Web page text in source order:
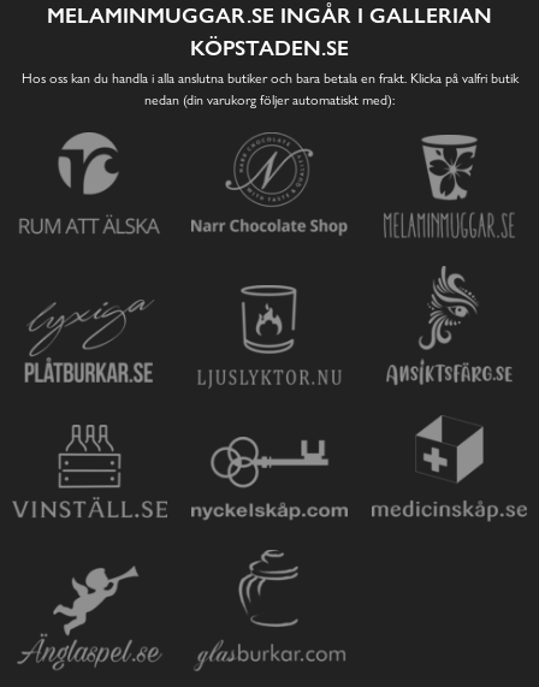
MELAMINMUGGAR.SE INGÅR I GALLERIAN
KÖPSTADEN.SE
Hos oss kan du handla i alla anslutna butiker och bara betala en frakt. Klicka på valfri butik
nedan (din varukorg följer automatiskt med):